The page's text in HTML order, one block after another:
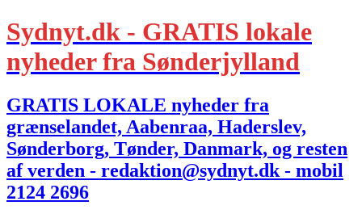
Sydnyt.dk - GRATIS lokale
nyheder fra Sønderjylland
GRATIS LOKALE nyheder fra
grænselandet, Aabenraa, Haderslev,
Sønderborg, Tønder, Danmark, og resten
af verden - redaktion@sydnyt.dk - mobil
2124 2696